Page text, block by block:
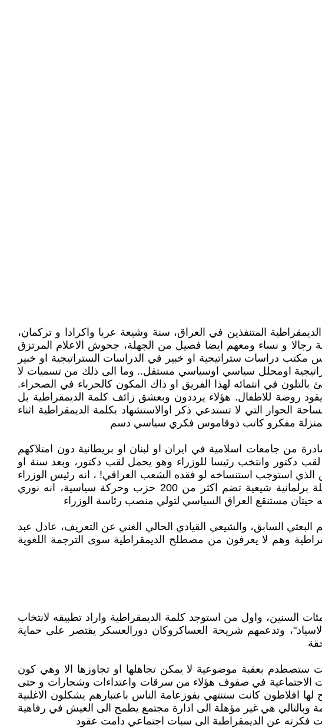
المتنفذين في العراق، سنة وشيعة عربا واكرادا و تركمان،
رجالا و نساء ومعهم ايضا فصيل من الجهلة، جحوش الاعلام المرتزق
دراسات ستراتيجية او خبير في الدراسات الستراتيجية او خبير
اومحلل سياسي اوسياسي مستقل.. وما الى ذلك من تسميات لا
في انتمائه لهذا الفريق او ذاك المكون كالحرباء في الصحراء.
روضة للاطفال. هؤلاء يرددون وبعشق زائف كلمة الديمقراطية بل
الحوار التي لا تستدعي ذكر اوالاستشهاد بكلمة الديمقراطية اثناء
بمنزلة مفكرو كاتب ذوقاموس فكري سياسي دسم
من جامعات اسلامية في ايران او لبنان او بريطانية دون امتلاكهم
دكتور وانتخب رئيسا للوزراء وهو يحمل لقب دكتور، وبعد سنة او
استوجب استنساخه لو فقده الشعب العراقي! ، انه رئيس الوزراء
لدورتين تشريعيين متتاليين ورئيس حزب الدعوة ورئيس الكتلة النيابية المسماة بدولة القانون، انه رئيس كتلة برلمانية شيعية تضم اكثر من 200 حزب وحركة سياسية، انه نوري
مستنقع العراق السياسي لتولي منصب رئاسة الوزراء
السابق، والشيعي القيادي الحالي الغني عن التعريف، عادل عبد
يتغنون ويتسبحون و يقدمون انفسهم منذ 20 عاما كمنظري الديمقراطية وهم لا يعرفون من مصطلح الديمقراطية سوى الترجمة اللغوية
السنين، واول من استوجد كلمة الديمقراطية واراد تطبيقه لانتخاب
وتدعمهم شريحة العساكروكان دورالعسكر يقتصر على حماية
ستصطدم بعقبة موضوعية لا يمكن تجاهلها او تجاوزها الا وهي كون
الاجتماعية في صفوف هؤلاء من سرقات واعتداءات وشجارات و حتى
افلاطون كانت ستنتهي بفوزعامة الناس باعتبارهم يشكلون الاغلبية
وبالتالي هي غير مؤهلة الى ادارة مجتمع يطمح الى العيش في رفاهية
فكرته عن الديمقراطبة الى سبات اجتماعي دامت عقود